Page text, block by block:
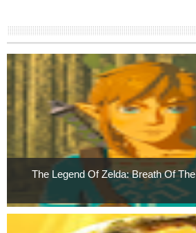
تعرف علي حجم لعبة The Legend Of Zelda: Breath Of The